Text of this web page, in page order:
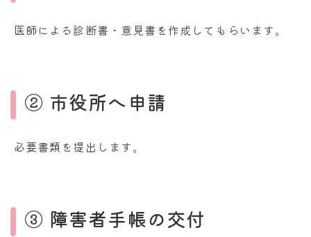
医師による診断書・意見書を作成してもらいます。
② 市役所へ申請
必要書類を提出します。
③ 障害者手帳の交付